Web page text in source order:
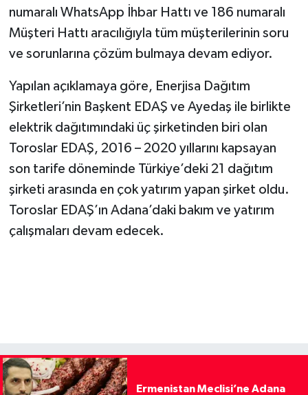
numaralı WhatsApp İhbar Hattı ve 186 numaralı
Müşteri Hattı aracılığıyla tüm müşterilerinin soru
ve sorunlarına çözüm bulmaya devam ediyor.
Yapılan açıklamaya göre, Enerjisa Dağıtım
Şirketleri’nin Başkent EDAŞ ve Ayedaş ile birlikte
elektrik dağıtımındaki üç şirketinden biri olan
Toroslar EDAŞ, 2016 – 2020 yıllarını kapsayan
son tarife döneminde Türkiye’deki 21 dağıtım
şirketi arasında en çok yatırım yapan şirket oldu.
Toroslar EDAŞ’ın Adana’daki bakım ve yatırım
çalışmaları devam edecek.
Ermenistan Meclisi’ne Adana